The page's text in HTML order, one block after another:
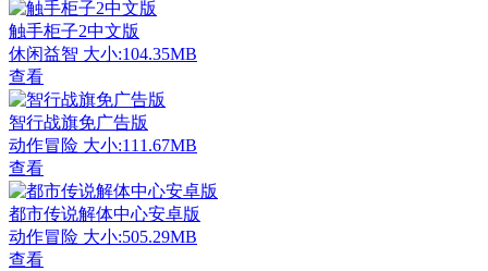
触手柜子2中文版
休闲益智 大小:104.35MB
查看
智行战旗免广告版
动作冒险 大小:111.67MB
查看
都市传说解体中心安卓版
动作冒险 大小:505.29MB
查看